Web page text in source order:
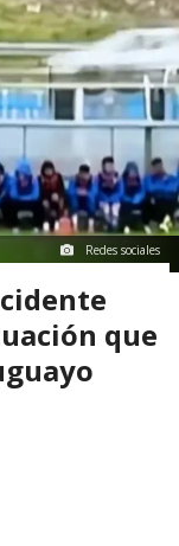
Redes sociales
que